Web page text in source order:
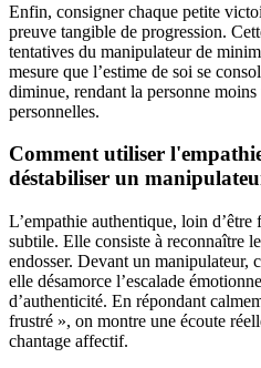
Enfin, consigner chaque petite
preuve tangible de progression.
tentatives du manipulateur de
mesure que l’estime de soi se
diminue, rendant la personne
personnelles.
Comment utiliser
déstabiliser un
L’empathie authentique, loin
subtile. Elle consiste à reconnaître
endosser. Devant un manipulateur,
elle désamorce l’escalade
d’authenticité. En répondant
frustré », on montre une écoute
chantage affectif.